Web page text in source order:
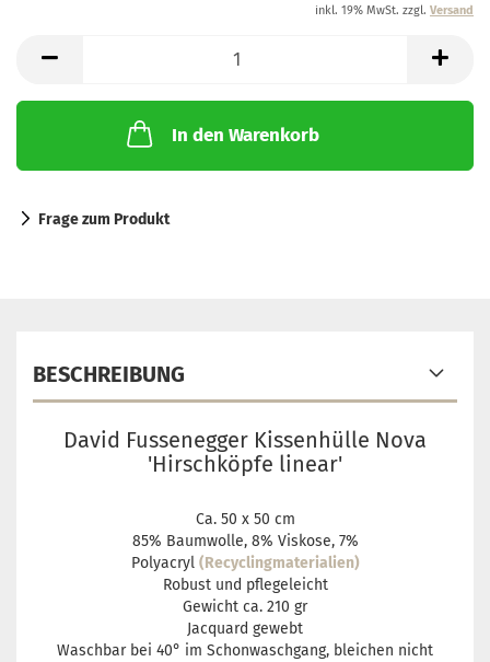
inkl. 19% MwSt. zzgl. Versand
In den Warenkorb
Frage zum Produkt
BESCHREIBUNG
David Fussenegger Kissenhülle Nova
'Hirschköpfe linear'
Ca. 50 x 50 cm
85% Baumwolle, 8% Viskose, 7%
Polyacryl (Recyclingmaterialien)
Robust und pflegeleicht
Gewicht ca. 210 gr
Jacquard gewebt
Waschbar bei 40° im Schonwaschgang, bleichen nicht